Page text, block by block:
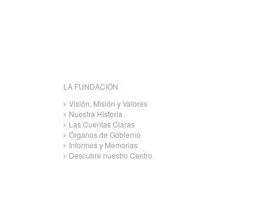
LA FUNDACIÓN
Visión, Misión y Valores
Nuestra Historia
Las Cuentas Claras
Órganos de Gobierno
Informes y Memorias
Descubre nuestro Centro